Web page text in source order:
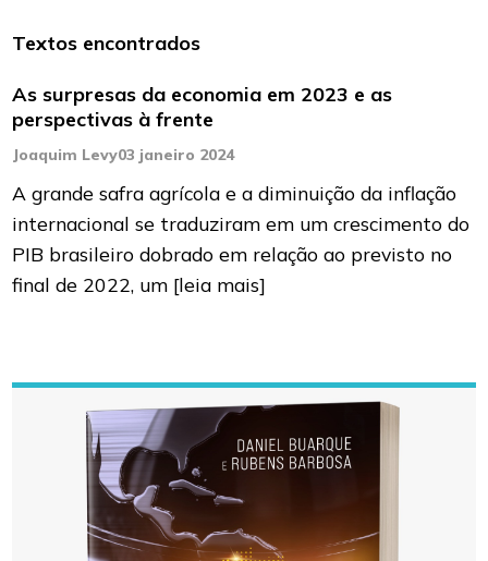
Textos encontrados
As surpresas da economia em 2023 e as
perspectivas à frente
Joaquim Levy03 janeiro 2024
A grande safra agrícola e a diminuição da inflação
internacional se traduziram em um crescimento do
PIB brasileiro dobrado em relação ao previsto no
final de 2022, um [leia mais]